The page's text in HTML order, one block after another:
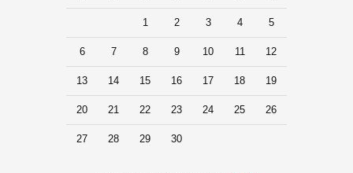
1 2 3 4 5
6 7 8 9 10 11 12
13 14 15 16 17 18 19
20 21 22 23 24 25 26
27 28 29 30